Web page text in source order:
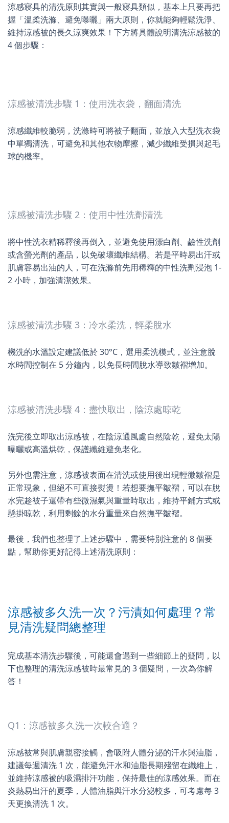
涼感寢具的清洗原則其實與一般寢具類似，基本上只要再把
握「溫柔洗滌、避免曝曬」兩大原則，你就能夠輕鬆洗淨、
維持涼感被的長久涼爽效果！下方將具體說明清洗涼感被的
4 個步驟：
涼感被清洗步驟 1：使用洗衣袋，翻面清洗
涼感纖維較脆弱，洗滌時可將被子翻面，並放入大型洗衣袋
中單獨清洗，可避免和其他衣物摩擦，減少纖維受損與起毛
球的機率。
涼感被清洗步驟 2：使用中性洗劑清洗
將中性洗衣精稀釋後再倒入，並避免使用漂白劑、鹼性洗劑
或含螢光劑的產品，以免破壞纖維結構。若是平時易出汗或
肌膚容易出油的人，可在洗滌前先用稀釋的中性洗劑浸泡 1-
2 小時，加強清潔效果。
涼感被清洗步驟 3：冷水柔洗，輕柔脫水
機洗的水溫設定建議低於 30°C，選用柔洗模式，並注意脫
水時間控制在 5 分鐘內，以免長時間脫水導致皺褶增加。
涼感被清洗步驟 4：盡快取出，陰涼處晾乾
洗完後立即取出涼感被，在陰涼通風處自然陰乾，避免太陽
曝曬或高溫烘乾，保護纖維避免老化。
另外也需注意，涼感被表面在清洗或使用後出現輕微皺褶是
正常現象，但絕不可直接熨燙！若想要撫平皺褶，可以在脫
水完趁被子還帶有些微濕氣與重量時取出，維持平鋪方式或
懸掛晾乾，利用剩餘的水分重量來自然撫平皺褶。
最後，我們也整理了上述步驟中，需要特別注意的 8 個要
點，幫助你更好記得上述清洗原則：
涼感被多久洗一次？污漬如何處理？常
見清洗疑問總整理
完成基本清洗步驟後，可能還會遇到一些細節上的疑問，以
下也整理的清洗涼感被時最常見的 3 個疑問，一次為你解
答！
Q1：涼感被多久洗一次較合適？
涼感被常與肌膚親密接觸，會吸附人體分泌的汗水與油脂，
建議每週清洗 1 次，能避免汗水和油脂長期殘留在纖維上，
並維持涼感被的吸濕排汗功能，保持最佳的涼感效果。而在
炎熱易出汗的夏季，人體油脂與汗水分泌較多，可考慮每 3
天更換清洗 1 次。